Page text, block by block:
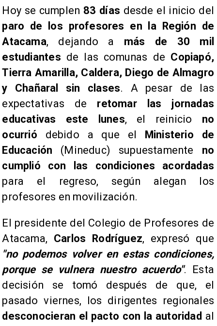
Hoy se cumplen 83 días desde el inicio del
paro de los profesores en la Región de
Atacama, dejando a más de 30 mil
estudiantes de las comunas de Copiapó,
Tierra Amarilla, Caldera, Diego de Almagro
y Chañaral sin clases. A pesar de las
expectativas de retomar las jornadas
educativas este lunes, el reinicio no
ocurrió debido a que el Ministerio de
Educación (Mineduc) supuestamente no
cumplió con las condiciones acordadas
para el regreso, según alegan los
profesores en movilización.
El presidente del Colegio de Profesores de
Atacama, Carlos Rodríguez, expresó que
"no podemos volver en estas condiciones,
porque se vulnera nuestro acuerdo". Esta
decisión se tomó después de que, el
pasado viernes, los dirigentes regionales
desconocieran el pacto con la autoridad al